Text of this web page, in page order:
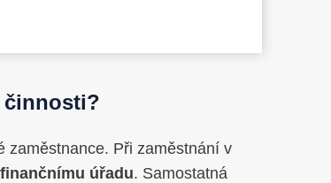
činnosti?
zaměstnance. Při zaměstnání v
úřadu. Samostatná